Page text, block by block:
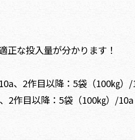
正な投入量が分かります！
、2作目以降：5袋（100㎏）
2作目以降：5袋（100㎏）/10a